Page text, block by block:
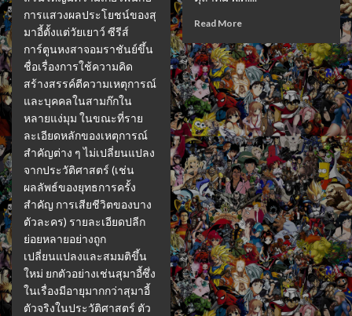
การแสวงผลประโยชน์ของสุ
มาอี้ตั้งแต่วัยเยาว์ ซีรีส์
การ์ตูนหงสาจอมราชันย์ขึ้น
ชื่อเรื่องการใช้ความคิด
สร้างสรรค์ตีความเหตุการณ์
และบุคคลในสามก๊กใน
หลายแง่มุม ในขณะที่ราย
ละเอียดหลักของเหตุการณ์
สำคัญต่าง ๆ ไม่เปลี่ยนแปลง
จากประวัติศาสตร์ (เช่น
ผลลัพธ์ของยุทธการครั้ง
สำคัญ การเสียชีวิตของบาง
ตัวละคร) รายละเอียดปลีก
ย่อยหลายอย่างถูก
เปลี่ยนแปลงและสมมติขึ้น
ใหม่ ยกตัวอย่างเช่นสุมาอี้ซึ่ง
ในเรื่องมีอายุมากกว่าสุมาอี้
ตัวจริงในประวัติศาสตร์ ตัว
Read More